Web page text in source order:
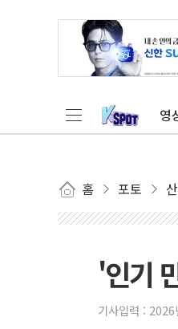
영
홈 포토
'인기
기사입력 : 2026